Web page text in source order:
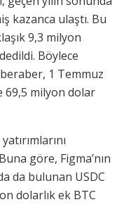
kazanca ulaştı. Bu
9,3 milyon
Böylece
beraber, 1 Temmuz
milyon dolar
göre, Figma’nın
da bulunan USDC
dolarlık ek BTC